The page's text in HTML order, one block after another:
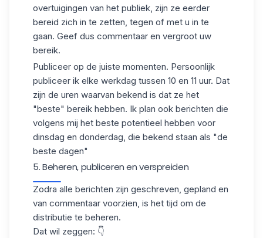
overtuigingen van het publiek, zijn ze eerder
bereid zich in te zetten, tegen of met u in te
gaan. Geef dus commentaar en vergroot uw
bereik.
Publiceer op de juiste momenten. Persoonlijk
publiceer ik elke werkdag tussen 10 en 11 uur. Dat
zijn de uren waarvan bekend is dat ze het
"beste" bereik hebben. Ik plan ook berichten die
volgens mij het beste potentieel hebben voor
dinsdag en donderdag, die bekend staan als "de
beste dagen"
5. Beheren, publiceren en verspreiden
Zodra alle berichten zijn geschreven, gepland en
van commentaar voorzien, is het tijd om de
distributie te beheren.
Dat wil zeggen: 👇